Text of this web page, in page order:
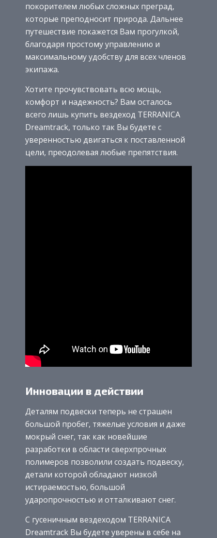
покорителем любых сложных преград,
которые преподносит природа. Дальнее
путешествие покажется Вам прогулкой,
благодаря простому управлению и
максимальному удобству для всех членов
экипажа.
Хотите прочувствовать всю мощь,
комфорт и надежность? Вам осталось
всего лишь купить вездеход TERRANICA
Dreamtrack, только так Вы будете с
уверенностью двигаться к поставленной
цели, преодолевая любые препятствия.
Инновации в действии
Деталям подвески теперь не страшен
большой пробег, тяжелые условия и даже
мокрый снег, так как новейшие
разработки в области сверхпрочных
полимеров позволили создать подвеску,
детали которой обладают низкой
истираемостью, большой
ударопрочностью и отталкивают снег.
С гусеничным вездеходом TERRANICA
Dreamtrack Вы будете уверены в себе на